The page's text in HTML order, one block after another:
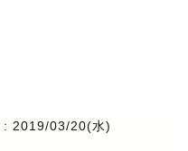
: 2019/03/20(水)